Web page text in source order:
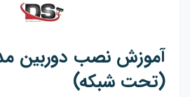
آموزش نصب دوربین
(تحت شبکه)